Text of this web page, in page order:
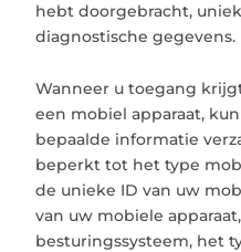
hebt doorgebracht,
diagnostische gegevens.
Wanneer u toegang
een mobiel apparaat,
bepaalde informatie
beperkt tot het type
de unieke ID van uw
van uw mobiele
besturingssysteem, het